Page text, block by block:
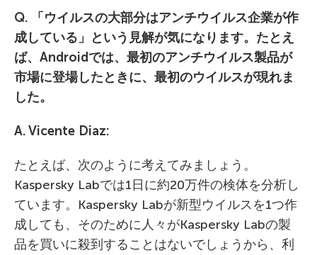
Q. 「ウイルスの大部分はアンチウイルス企業が作
成している」という見解が気になります。たとえ
ば、 Androidでは、最初のアンチウイルス製品が
市場に登場したときに、最初のウイルスが現れま
した。
A. Vicente Diaz:
たとえば、次のように考えてみましょう。
Kaspersky Labでは1日に約20万件の検体を分析し
ています。Kaspersky Labが新型ウイルスを1つ作
成しても、そのために人々がKaspersky Labの製
品を買いに殺到することはないでしょうから、利